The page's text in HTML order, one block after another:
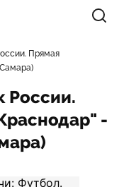
Прямая
России.
-